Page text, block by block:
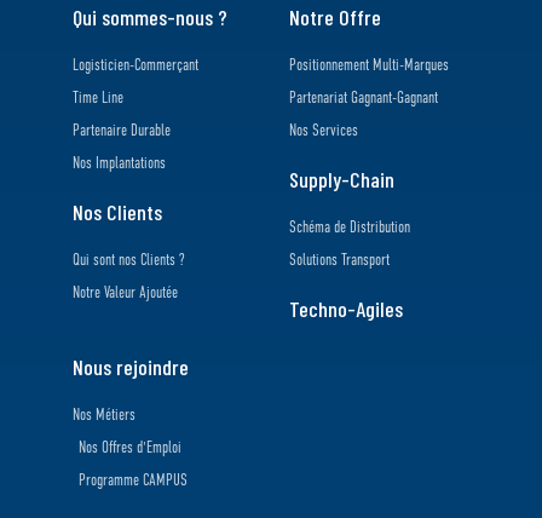
Qui sommes-nous ?
Logisticien-Commerçant
Time Line
Partenaire Durable
Nos Implantations
Nos Clients
Qui sont nos Clients ?
Notre Valeur Ajoutée
Notre Offre
Positionnement Multi-Marques
Partenariat Gagnant-Gagnant
Nos Services
Supply-Chain
Schéma de Distribution
Solutions Transport
Techno-Agiles
Nous rejoindre
Nos Métiers
Nos Offres d'Emploi
Programme CAMPUS